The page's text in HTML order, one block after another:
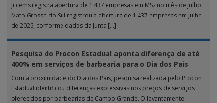
Jucems registra abertura de 1.437 empresas em MSz no mês de julho
Mato Grosso do Sul registrou a abertura de 1.437 empresas em julho
de 2026, conforme dados da Junta […]
Pesquisa do Procon Estadual aponta diferença de até
400% em serviços de barbearia para o Dia dos Pais
Com a proximidade do Dia dos Pais, pesquisa realizada pelo Procon
Estadual identificou diferenças expressivas nos preços de serviços
oferecidos por barbearias de Campo Grande. O levantamento